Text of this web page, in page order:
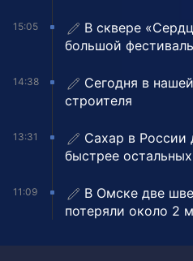
15:05
В сквере
большой фестиваль
14:38
Сегодня в
строителя
13:31
Сахар в России
быстрее
11:09
В Омске две
потеряли около 2